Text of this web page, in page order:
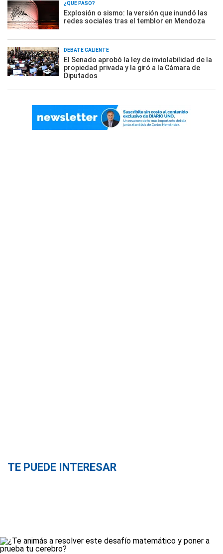
¿QUÉ PASÓ?
Explosión o sismo: la versión que inundó las
redes sociales tras el temblor en Mendoza
DEBATE CALIENTE
El Senado aprobó la ley de inviolabilidad de la
propiedad privada y la giró a la Cámara de
Diputados
TE PUEDE INTERESAR